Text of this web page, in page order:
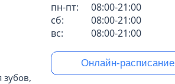
зубов,
пн-пт:
08:00-21:00
сб:
08:00-21:00
вс:
08:00-21:00
Онлайн-расписание